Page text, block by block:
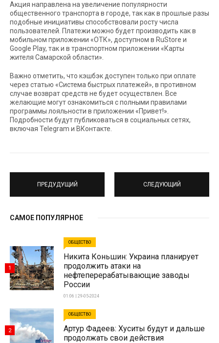
Акция направлена на увеличение популярности
общественного транспорта в городе, так как в прошлые разы
подобные инициативы способствовали росту числа
пользователей. Платежи можно будет производить как в
мобильном приложении «ОТК», доступном в RuStore и
Google Play, так и в транспортном приложении «Карты
жителя Самарской области».
Важно отметить, что кэшбэк доступен только при оплате
через статью «Система быстрых платежей», в противном
случае возврат средств не будет осуществлен. Все
желающие могут ознакомиться с полными правилами
программы лояльности в приложении «Привет!».
Подробности будут публиковаться в социальных сетях,
включая Telegram и ВКонтакте.
ПРЕДУДУЩИЙ СЛЕДУЮЩИЙ
САМОЕ ПОПУЛЯРНОЕ
ОБЩЕСТВО
Никита Коньшин: Украина планирует
продолжить атаки на
нефтеперерабатывающие заводы
России
01:06 | 29-05-2024
1
ОБЩЕСТВО
Артур Фадеев: Хуситы будут и дальше
продолжать свои действия
2